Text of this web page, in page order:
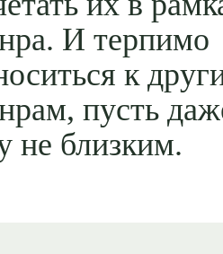
И терпимо
к
пусть
не близким.